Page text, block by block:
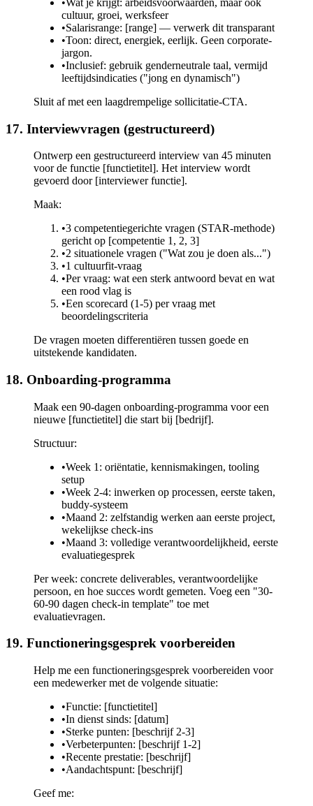
cultuur, groei, werksfeer
•Salarisrange: [range] — verwerk dit transparant
•Toon: direct, energiek, eerlijk. Geen corporate-
jargon.
•Inclusief: gebruik genderneutrale taal, vermijd
leeftijdsindicaties ("jong en dynamisch")
Sluit af met een laagdrempelige sollicitatie-CTA.
17. Interviewvragen (gestructureerd)
Ontwerp een gestructureerd interview van 45 minuten
voor de functie [functietitel]. Het interview wordt
gevoerd door [interviewer functie].
Maak:
•3 competentiegerichte vragen (STAR-methode)
gericht op [competentie 1, 2, 3]
•2 situationele vragen ("Wat zou je doen als...")
•1 cultuurfit-vraag
•Per vraag: wat een sterk antwoord bevat en wat
een rood vlag is
•Een scorecard (1-5) per vraag met
beoordelingscriteria
De vragen moeten differentiëren tussen goede en
uitstekende kandidaten.
18. Onboarding-programma
Maak een 90-dagen onboarding-programma voor een
nieuwe [functietitel] die start bij [bedrijf].
Structuur:
•Week 1: oriëntatie, kennismakingen, tooling
setup
•Week 2-4: inwerken op processen, eerste taken,
buddy-systeem
•Maand 2: zelfstandig werken aan eerste project,
wekelijkse check-ins
•Maand 3: volledige verantwoordelijkheid, eerste
evaluatiegesprek
Per week: concrete deliverables, verantwoordelijke
persoon, en hoe succes wordt gemeten. Voeg een "30-
60-90 dagen check-in template" toe met
evaluatievragen.
19. Functioneringsgesprek voorbereiden
Help me een functioneringsgesprek voorbereiden voor
een medewerker met de volgende situatie:
•Functie: [functietitel]
•In dienst sinds: [datum]
•Sterke punten: [beschrijf 2-3]
•Verbeterpunten: [beschrijf 1-2]
•Recente prestatie: [beschrijf]
•Aandachtspunt: [beschrijf]
Geef me: